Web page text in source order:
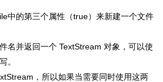
中的第三个属性（true）来新建一个文件
名并返回一个 TextStream 对象，可以使
。
，所以如果当需要同时使用这两